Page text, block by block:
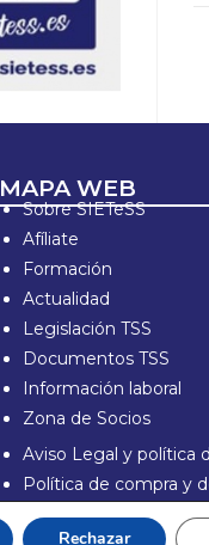
MAPA WEB
Sobre SIETeSS
Afíliate
Formación
Actualidad
Legislación TSS
Documentos TSS
Información laboral
Zona de Socios
Aviso Legal y política
Política de compra y
Política de Cookies
Rechazar